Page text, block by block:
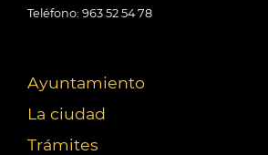
Teléfono: 963 52 54 78
Ayuntamiento
La ciudad
Trámites